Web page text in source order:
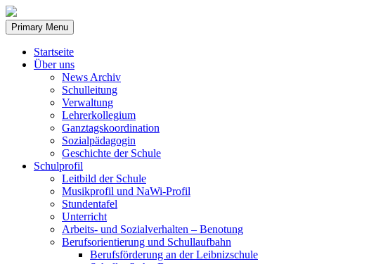
Skip
to
content
Primary Menu
Startseite
Über uns
News Archiv
Schulleitung
Verwaltung
Lehrerkollegium
Ganztagskoordination
Sozialpädagogin
Geschichte der Schule
Schulprofil
Leitbild der Schule
Musikprofil und NaWi-Profil
Stundentafel
Unterricht
Arbeits- und Sozialverhalten – Benotung
Berufsorientierung und Schullaufbahn
Berufsförderung an der Leibnizschule